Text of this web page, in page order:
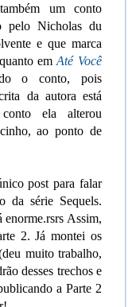
um conto
pelo Nicholas du
e que marca
emAté Você
o conto, pois
da autora está
ela alterou
ao ponto de
post para falar
da série Sequels.
Assim,
2. Já montei os
muito trabalho,
desses trechos e
a Parte 2